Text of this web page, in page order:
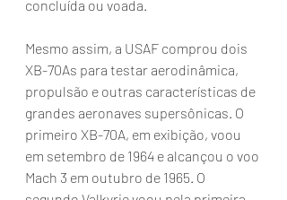
concluída ou voada.
Mesmo assim, a USAF comprou dois
XB-70As para testar aerodinâmica,
propulsão e outras características de
grandes aeronaves supersônicas. O
primeiro XB-70A, em exibição, voou
em setembro de 1964 e alcançou o voo
Mach 3 em outubro de 1965. O